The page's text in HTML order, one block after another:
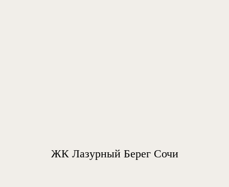
ЖК Лазурный Берег Сочи